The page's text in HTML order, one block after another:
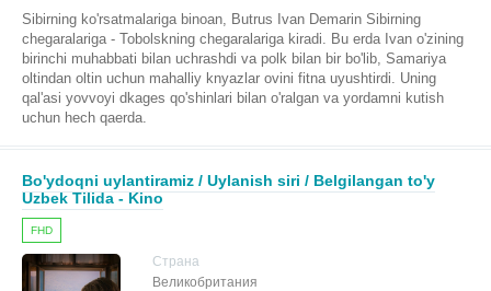
Sibirning ko'rsatmalariga binoan, Butrus Ivan Demarin Sibirning
chegaralariga - Tobolskning chegaralariga kiradi. Bu erda Ivan o'zining
birinchi muhabbati bilan uchrashdi va polk bilan bir bo'lib, Samariya
oltindan oltin uchun mahalliy knyazlar ovini fitna uyushtirdi. Uning
qal'asi yovvoyi dkages qo'shinlari bilan o'ralgan va yordamni kutish
uchun hech qaerda.
Bo'ydoqni uylantiramiz / Uylanish siri / Belgilangan to'y
Uzbek Tilida - Kino
FHD
Страна
Великобритания